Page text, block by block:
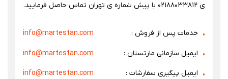
ی 02188033812 با پیش شماره ی تهران تماس حاصل فرمایید.
خدمات پس از فروش : info@martestan.com
ایمیل سازمانی مارتستان : info@martestan.com
ایمیل پیگیری سفارشات : info@martestan.com